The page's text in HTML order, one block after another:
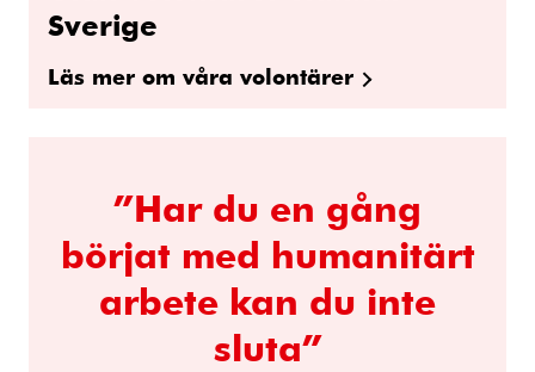
Sverige
Läs mer om våra volontärer
”Har du en gång
börjat med humanitärt
arbete kan du inte
sluta”